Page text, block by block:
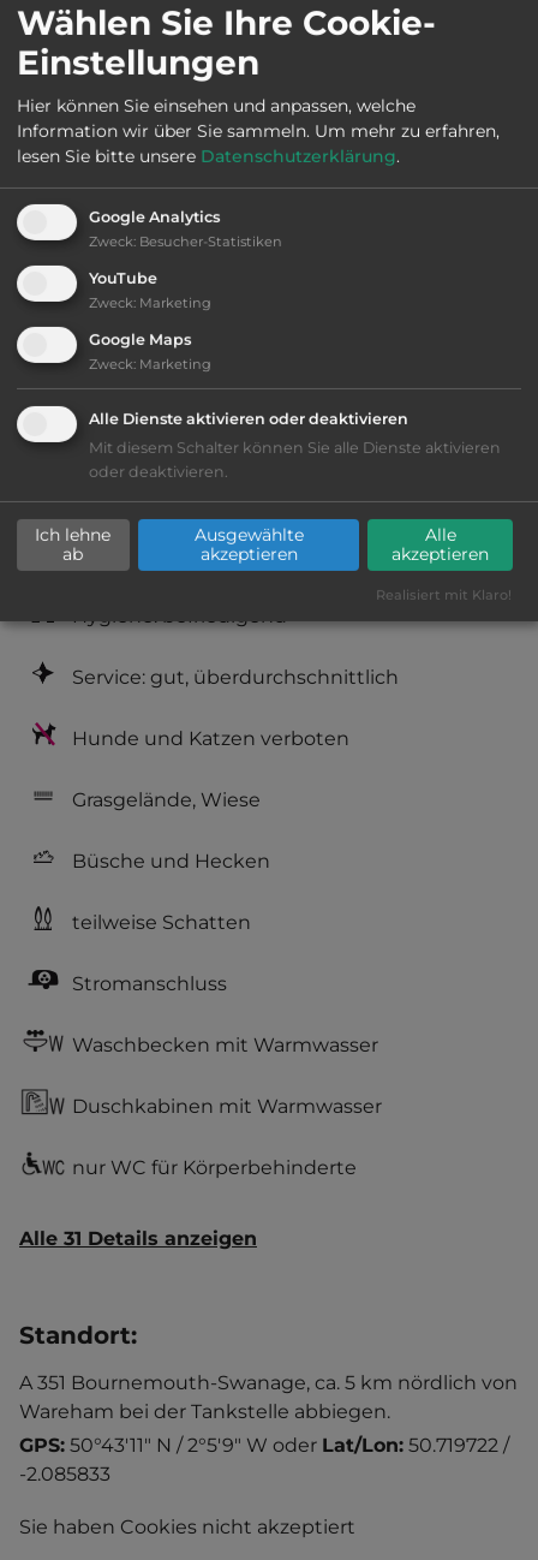
Öffnungszeiten:
Telefon: 0044 1202 631600
Ausstattung:
bis 60,- Euro
Klassifizierung: befriedigend
Lage: schön
Geräuschkulisse: überwiegend ruhig
Service: gut, überdurchschnittlich
Hunde und Katzen verboten
Grasgelände, Wiese
Büsche und Hecken
teilweise Schatten
Stromanschluss
Waschbecken mit Warmwasser
Duschkabinen mit Warmwasser
nur WC für Körperbehinderte
Alle 31 Details anzeigen
Standort:
A 351 Bournemouth-Swanage, ca. 5 km nördlich von
Wareham bei der Tankstelle abbiegen.
GPS: 50°43'11" N / 2°5'9" W oder Lat/Lon: 50.719722 /
-2.085833
Sie haben Cookies nicht akzeptiert
Wählen Sie Ihre Cookie-
Einstellungen
Hier können Sie einsehen und anpassen, welche
Information wir über Sie sammeln. Um mehr zu erfahren,
lesen Sie bitte unsere Datenschutzerklärung.
Google Analytics
Zweck: Besucher-Statistiken
YouTube
Zweck: Marketing
Google Maps
Zweck: Marketing
Alle Dienste aktivieren oder deaktivieren
Mit diesem Schalter können Sie alle Dienste aktivieren
oder deaktivieren.
Ich lehne
ab
Ausgewählte
akzeptieren
Alle
akzeptieren
Realisiert mit Klaro!